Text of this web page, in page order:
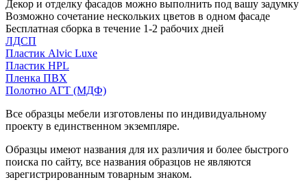
Декор и отделку фасадов можно выполнить под вашу задумку
Возможно сочетание нескольких цветов в одном фасаде
Бесплатная сборка в течение 1-2 рабочих дней
ЛДСП
Пластик Alvic Luxe
Пластик HPL
Пленка ПВХ
Полотно АГТ (МДФ)
Все образцы мебели изготовлены по индивидуальному
проекту в единственном экземпляре.
Образцы имеют названия для их различия и более быстрого
поиска по сайту, все названия образцов не являются
зарегистрированным товарным знаком.